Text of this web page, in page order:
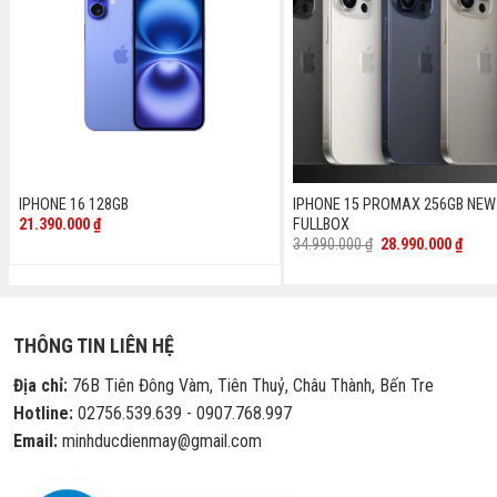
IPHONE 16 128GB
21.390.000₫
IPHONE 15 PROMAX 256GB NEW
FULLBOX
34.990.000₫ Giá
28.990.000₫Giá
hiện
THÔNG TIN LIÊN HỆ
Địa chỉ: 76B Tiên Đông Vàm, Tiên Thuỷ, Châu Thành, Bến Tre
Hotline: 02756.539.639 - 0907.768.997
Email: minhducdienmay@gmail.com